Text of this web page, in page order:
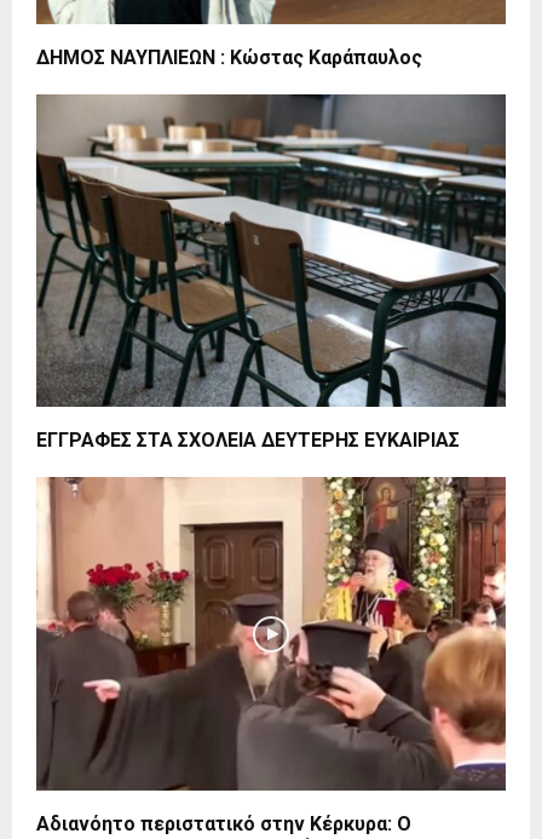
ΔΗΜΟΣ ΝΑΥΠΛΙΕΩΝ : Κώστας Καράπαυλος
ΕΓΓΡΑΦΕΣ ΣΤΑ ΣΧΟΛΕΙΑ ΔΕΥΤΕΡΗΣ ΕΥΚΑΙΡΙΑΣ
Αδιανόητο περιστατικό στην Κέρκυρα: Ο